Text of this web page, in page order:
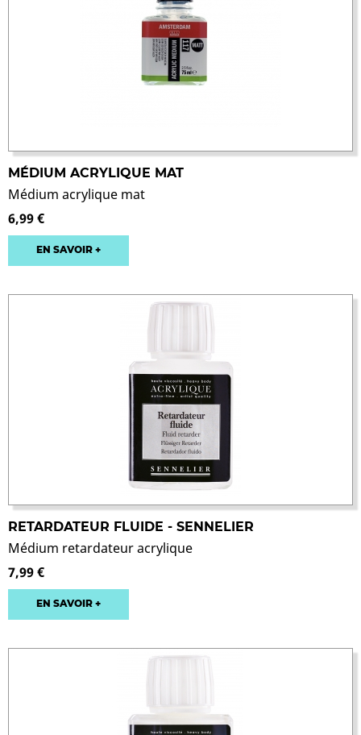
MÉDIUM ACRYLIQUE MAT
Médium acrylique mat
6,99 €
EN SAVOIR +
RETARDATEUR FLUIDE - SENNELIER
Médium retardateur acrylique
7,99 €
EN SAVOIR +